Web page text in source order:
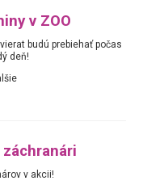
v ZOO
budú prebiehať počas
deň!
v akcii!